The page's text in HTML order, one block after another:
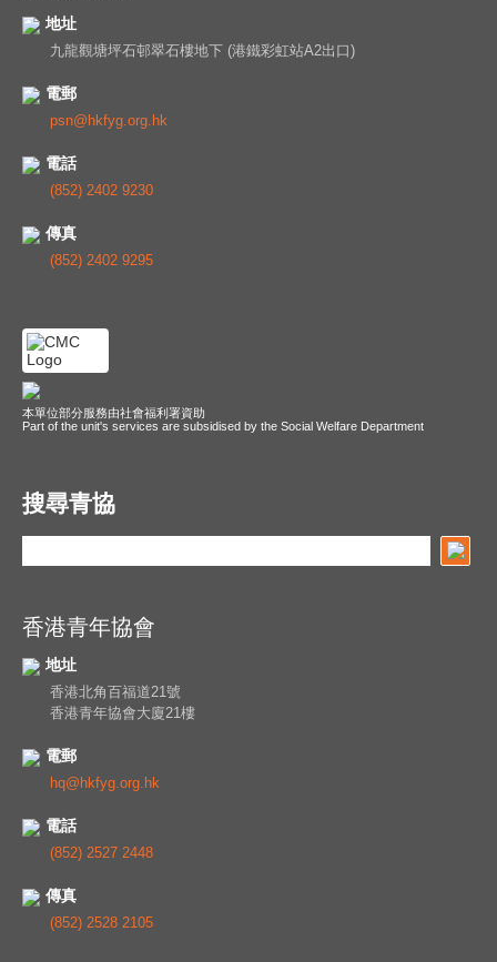
地址
九龍觀塘坪石邨翠石樓地下 (港鐵彩虹站A2出口)
電郵
psn@hkfyg.org.hk
電話
(852) 2402 9230
傳真
(852) 2402 9295
本單位部分服務由社會福利署資助
Part of the unit's services are subsidised by the Social Welfare Department
搜尋青協
香港青年協會
地址
香港北角百福道21號
香港青年協會大廈21樓
電郵
hq@hkfyg.org.hk
電話
(852) 2527 2448
傳真
(852) 2528 2105